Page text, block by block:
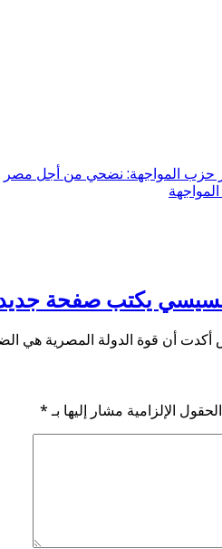
المواجهة: نضحي من أجل مصر
يكتب صفحة جديدة
أن قوة الدولة المصرية هي
الحقول الإلزامية مشار إليها بـ *